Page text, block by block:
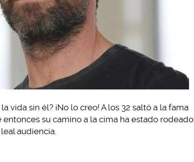
vida sin él? ¡No lo creo! A los 32 saltó a la fama
entonces su camino a la cima ha estado rodeado
audiencia.